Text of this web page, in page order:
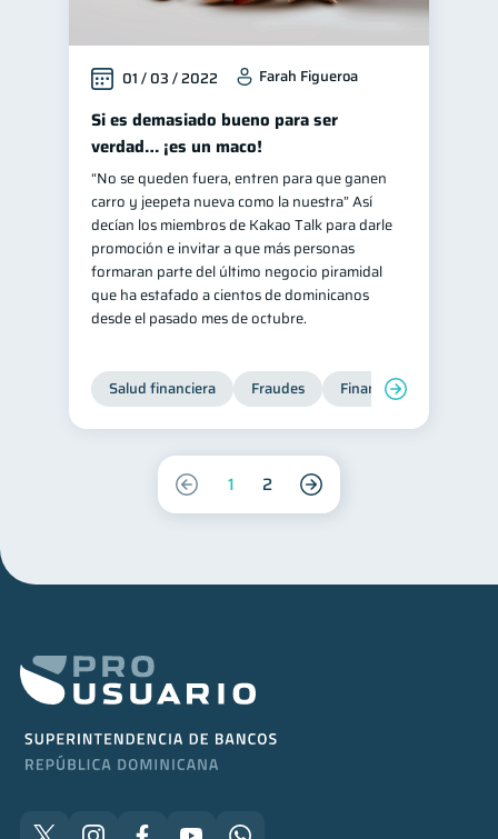
01 / 03 / 2022 Farah Figueroa
Si es demasiado bueno para ser
verdad… ¡es un maco!
“No se queden fuera, entren para que ganen
carro y jeepeta nueva como la nuestra” Así
decían los miembros de Kakao Talk para darle
promoción e invitar a que más personas
formaran parte del último negocio piramidal
que ha estafado a cientos de dominicanos
desde el pasado mes de octubre.
Salud financiera Fraudes Finanzas personales
1 2